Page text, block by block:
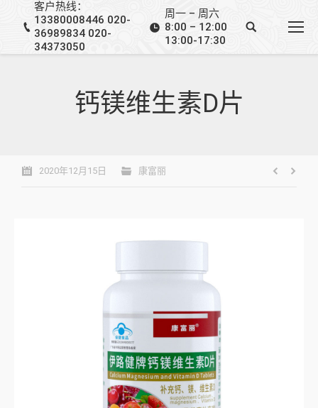
客户热线：
13380008446 020-
36989834 020-
34373050
周一 – 周六
8:00 – 12:00
13:00-17:30
钙镁维生素D片
2020年12月15日 康富丽